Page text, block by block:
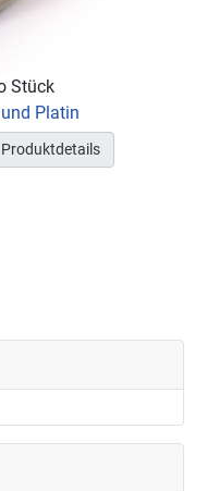
Stück
Platin
Produktdetails